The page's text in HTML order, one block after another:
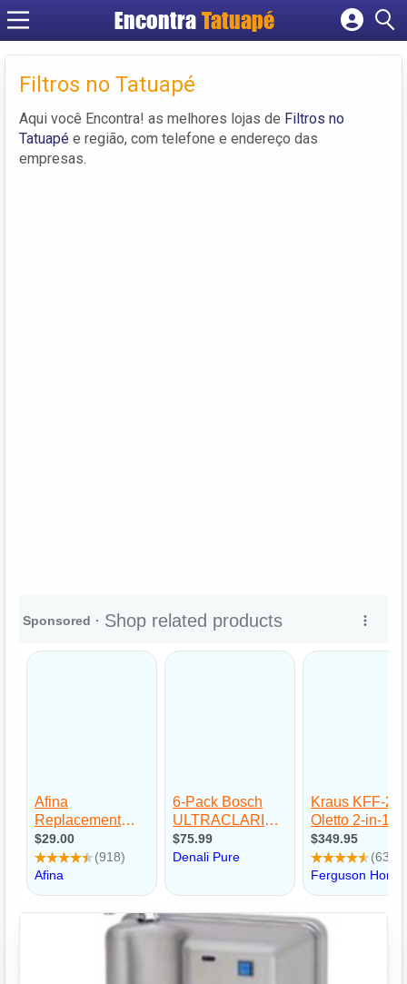
EncontraTatuapé
Cadastrar empresa
Criar conta
Filtros no Tatuapé
Aqui você Encontra! as melhores lojas de Filtros no
Tatuapé e região, com telefone e endereço das
empresas.